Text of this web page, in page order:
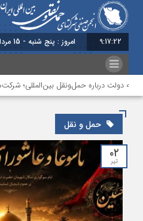
9:17:23 امروز : پنج شنبه - 15 مرداد - 1405
درباره حمل‌ونقل بین‌المللی؛ شرکت‌ها زیر
حمل و نقل
۰۲
تیر